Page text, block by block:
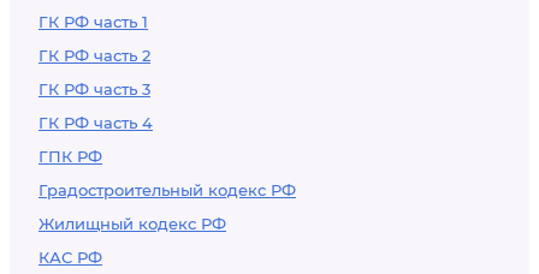
ГК РФ часть 1
ГК РФ часть 2
ГК РФ часть 3
ГК РФ часть 4
ГПК РФ
Градостроительный кодекс РФ
Жилищный кодекс РФ
КАС РФ